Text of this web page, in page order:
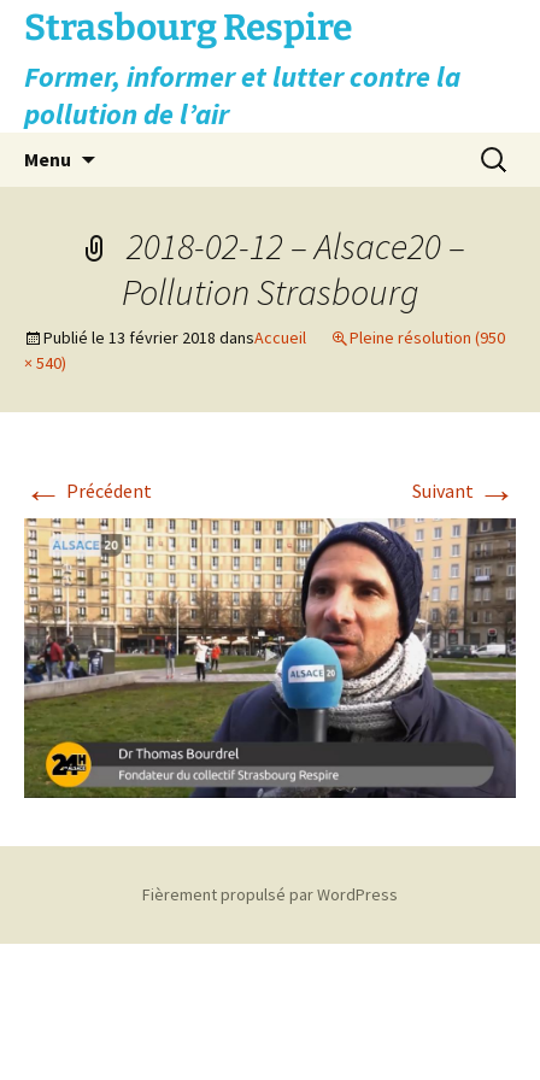
Aller
contenu
Strasbourg Respire
Former, informer et lutter contre la
pollution de l’air
Menu
2018-02-12 – Alsace20 –
Pollution Strasbourg
Publié le 13 février 2018 dansAccueil
Pleine résolution (950
× 540)
← Précédent Suivant →
Fièrement propulsé par WordPress